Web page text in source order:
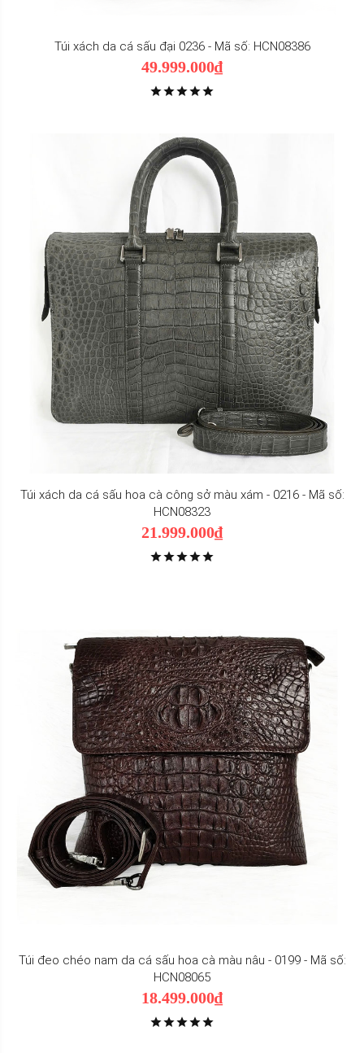
Túi xách da cá sấu đại 0236 - Mã số: HCN08386
49.999.000₫
Túi xách da cá sấu hoa cà công sở màu xám - 0216 - Mã số:
HCN08323
21.999.000₫
Túi đeo chéo nam da cá sấu hoa cà màu nâu - 0199 - Mã số:
HCN08065
18.499.000₫